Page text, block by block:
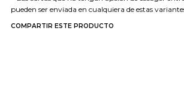
pueden ser enviada en cualquiera de estas
COMPARTIR ESTE PRODUCTO